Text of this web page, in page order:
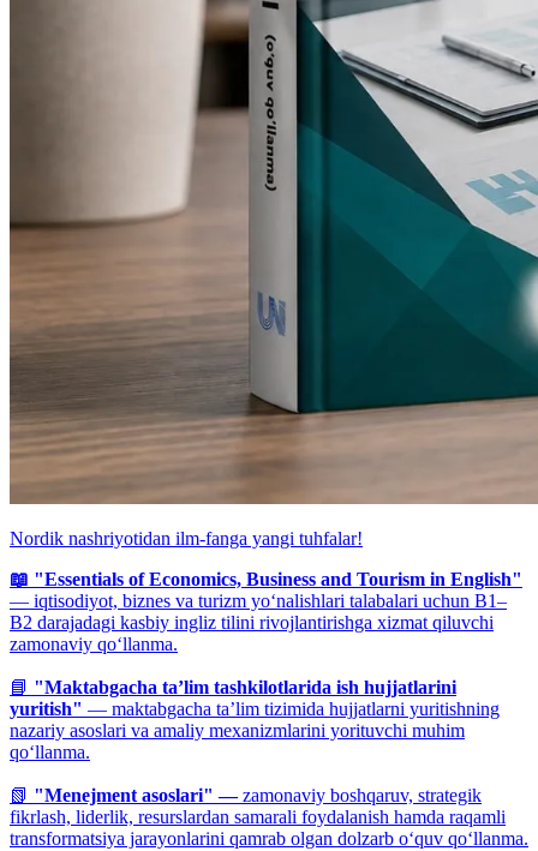
Nordik nashriyotidan ilm-fanga yangi tuhfalar!
📖 "Essentials of Economics, Business and Tourism in English"
— iqtisodiyot, biznes va turizm yo‘nalishlari talabalari uchun B1–
B2 darajadagi kasbiy ingliz tilini rivojlantirishga xizmat qiluvchi
zamonaviy qo‘llanma.
📘 "Maktabgacha ta’lim tashkilotlarida ish hujjatlarini
yuritish" — maktabgacha ta’lim tizimida hujjatlarni yuritishning
nazariy asoslari va amaliy mexanizmlarini yorituvchi muhim
qo‘llanma.
📗 "Menejment asoslari" —zamonaviy boshqaruv, strategik
fikrlash, liderlik, resurslardan samarali foydalanish hamda raqamli
transformatsiya jarayonlarini qamrab olgan dolzarb o‘quv qo‘llanma.